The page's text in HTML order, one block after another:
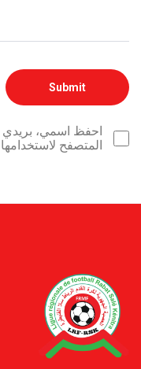
احفظ اسمي، بريدي
المتصفح